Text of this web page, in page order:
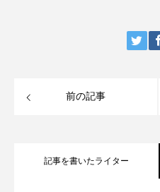
前の記事
記事を書いたライター